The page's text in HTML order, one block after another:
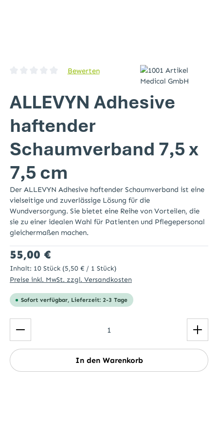
Durchschnittliche Bewertung von 0 von 5 Sternen
Bewerten
ALLEVYN Adhesive
haftender
Schaumverband 7,5 x
7,5 cm
Der ALLEVYN Adhesive haftender Schaumverband ist eine
vielseitige und zuverlässige Lösung für die
Wundversorgung. Sie bietet eine Reihe von Vorteilen, die
sie zu einer idealen Wahl für Patienten und Pflegepersonal
gleichermaßen machen.
Regulärer Preis:
55,00 €
Inhalt: 10 Stück (5,50 € / 1 Stück)
Preise inkl. MwSt. zzgl. Versandkosten
Sofort verfügbar, Lieferzeit: 2-3 Tage
Produkt Anzahl: Gib den gewünschten Wert ein
In den Warenkorb